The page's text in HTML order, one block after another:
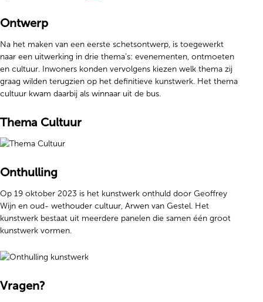
Ontwerp
Na het maken van een eerste schetsontwerp, is toegewerkt
naar een uitwerking in drie thema’s: evenementen, ontmoeten
en cultuur. Inwoners konden vervolgens kiezen welk thema zij
graag wilden terugzien op het definitieve kunstwerk. Het thema
cultuur kwam daarbij als winnaar uit de bus.
Thema Cultuur
Onthulling
Op 19 oktober 2023 is het kunstwerk onthuld door Geoffrey
Wijn en oud- wethouder cultuur, Arwen van Gestel. Het
kunstwerk bestaat uit meerdere panelen die samen één groot
kunstwerk vormen.
Vragen?